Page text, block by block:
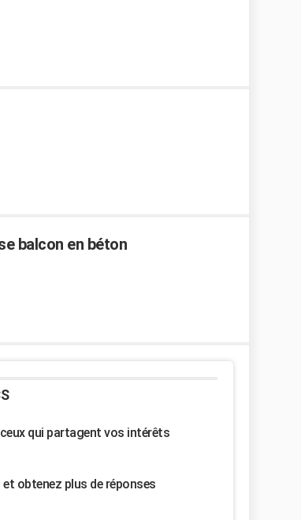
balcon en béton
qui partagent vos intérêts
obtenez plus de réponses